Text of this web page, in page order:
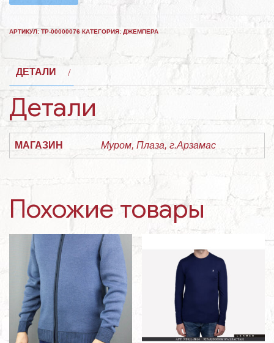
АРТИКУЛ:ТР-00000076 КАТЕГОРИЯ: ДЖЕМПЕРА
ДЕТАЛИ
Детали
МАГАЗИН Муром, Плаза, г.Арзамас
Похожие товары